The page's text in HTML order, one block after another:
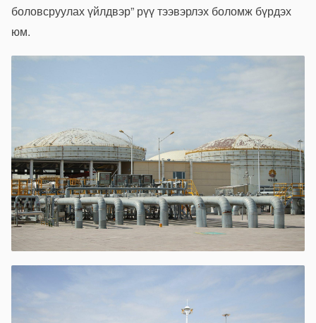
боловсруулах үйлдвэр” рүү тээвэрлэх боломж бүрдэх
юм.